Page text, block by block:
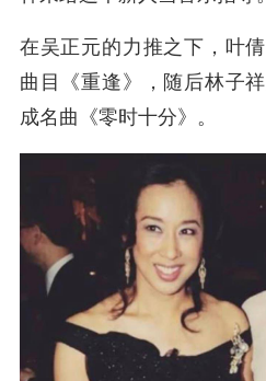
在吴正元的力推之下，叶
曲目《重逢》，随后林子
成名曲《零时十分》。